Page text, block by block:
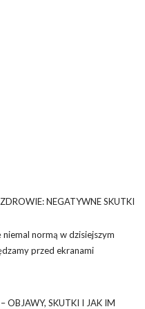
NEGATYWNE SKUTKI
niemal normą w dzisiejszym
przed ekranami
OBJAWY, SKUTKI I JAK IM